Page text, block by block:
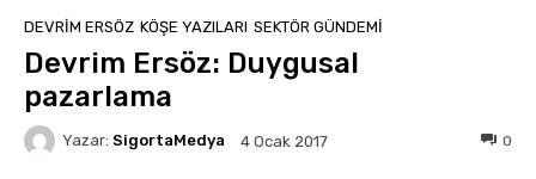
DEVRIM ERSÖZ KÖŞE YAZILARI SEKTÖR GÜNDEMİ
Devrim Ersöz: Duygusal
pazarlama
Yazar: SigortaMedya 4 Ocak 2017 0